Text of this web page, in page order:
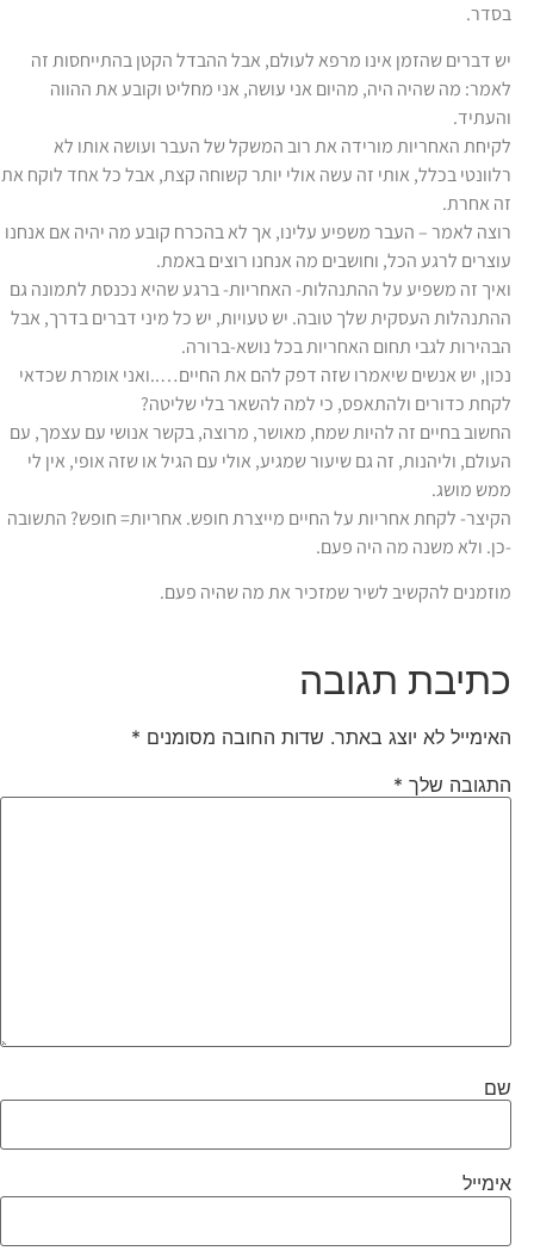
בסדר.
יש דברים שהזמן אינו מרפא לעולם, אבל ההבדל הקטן בהתייחסות זה
לאמר: מה שהיה היה, מהיום אני עושה, אני מחליט וקובע את ההווה
והעתיד.
לקיחת האחריות מורידה את רוב המשקל של העבר ועושה אותו לא
רלוונטי בכלל, אותי זה עשה אולי יותר קשוחה קצת, אבל כל אחד לוקח את
זה אחרת.
רוצה לאמר – העבר משפיע עלינו, אך לא בהכרח קובע מה יהיה אם אנחנו
עוצרים לרגע הכל, וחושבים מה אנחנו רוצים באמת.
ואיך זה משפיע על ההתנהלות- האחריות- ברגע שהיא נכנסת לתמונה גם
ההתנהלות העסקית שלך טובה. יש טעויות, יש כל מיני דברים בדרך, אבל
הבהירות לגבי תחום האחריות בכל נושא-ברורה.
נכון, יש אנשים שיאמרו שזה דפק להם את החיים…..ואני אומרת שכדאי
לקחת כדורים ולהתאפס, כי למה להשאר בלי שליטה?
החשוב בחיים זה להיות שמח, מאושר, מרוצה, בקשר אנושי עם עצמך, עם
העולם, וליהנות, זה גם שיעור שמגיע, אולי עם הגיל או שזה אופי, אין לי
ממש מושג.
הקיצר- לקחת אחריות על החיים מייצרת חופש. אחריות= חופש? התשובה
-כן. ולא משנה מה היה פעם.
מוזמנים להקשיב לשיר שמזכיר את מה שהיה פעם.
כתיבת תגובה
האימייל לא יוצג באתר. שדות החובה מסומנים *
התגובה שלך *
שם
אימייל